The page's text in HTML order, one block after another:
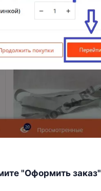
"Оформить заказ"